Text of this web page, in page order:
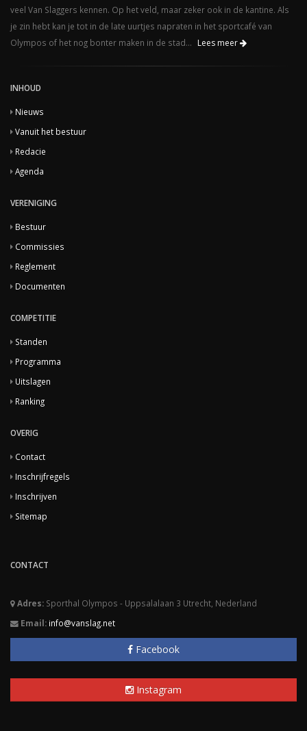
veel Van Slaggers kennen. Op het veld, maar zeker ook in de kantine. Als
je zin hebt kan je tot in de late uurtjes napraten in het sportcafé van
Olympos of het nog bonter maken in de stad...
Lees meer
INHOUD
Nieuws
Vanuit het bestuur
Redacie
Agenda
VERENIGING
Bestuur
Commissies
Reglement
Documenten
COMPETITIE
Standen
Programma
Uitslagen
Ranking
OVERIG
Contact
Inschrijfregels
Inschrijven
Sitemap
CONTACT
Adres: Sporthal Olympos - Uppsalalaan 3 Utrecht, Nederland
Email: info@vanslag.net
Facebook
Instagram